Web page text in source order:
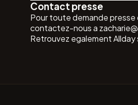
Contact presse
Pour toute demande presse
contactez-nous a
Retrouvez egalement Allday